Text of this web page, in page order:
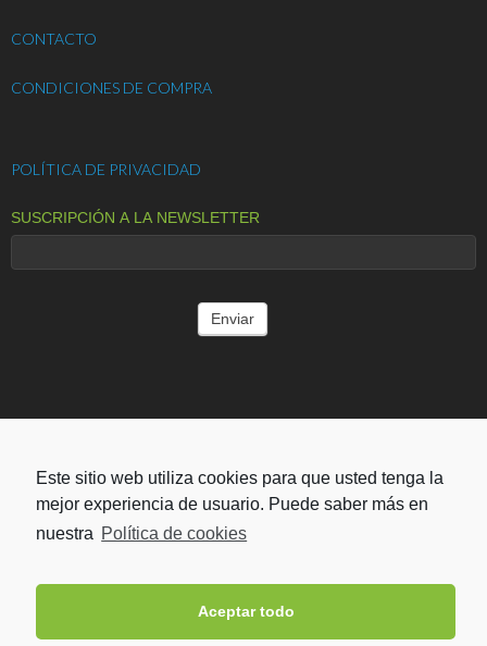
Este sitio web utiliza cookies para que usted tenga la
mejor experiencia de usuario. Puede saber más en
nuestra Política de cookies
Aceptar todo
CONTACTO
CONDICIONES DE COMPRA
POLÍTICA DE PRIVACIDAD
SUSCRIPCIÓN A LA NEWSLETTER